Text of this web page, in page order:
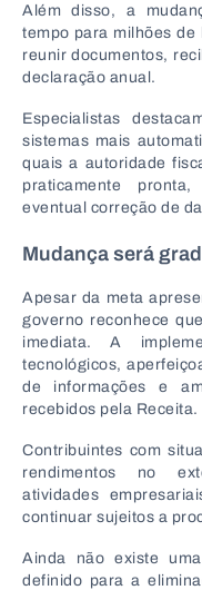
Além disso, a
tempo para milhões
reunir documentos,
declaração anual.
Especialistas
sistemas mais
quais a autoridade
praticamente
eventual correção de
Mudança será
Apesar da meta
governo reconhece
imediata. A
tecnológicos,
de informações e
recebidos pela Receita.
Contribuintes com
rendimentos no
atividades
continuar sujeitos a
Ainda não existe
definido para a